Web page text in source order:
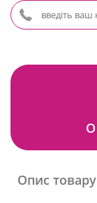
Опис товару